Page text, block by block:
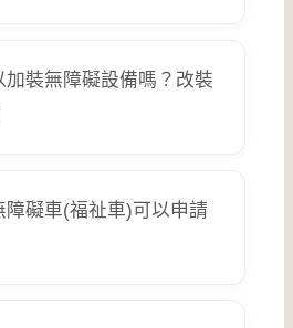
加裝無障礙設備嗎？改裝
障礙車(福祉車)可以申請